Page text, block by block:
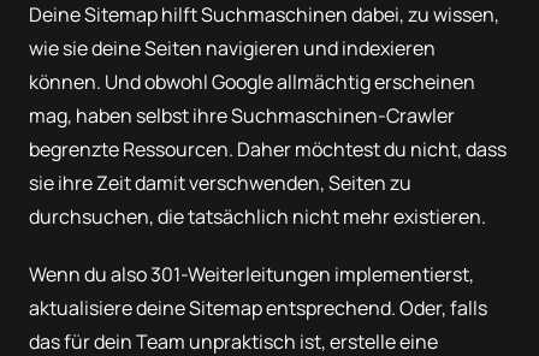
Deine Sitemap hilft Suchmaschinen dabei, zu wissen,
wie sie deine Seiten navigieren und indexieren
können. Und obwohl Google allmächtig erscheinen
mag, haben selbst ihre Suchmaschinen-Crawler
begrenzte Ressourcen. Daher möchtest du nicht, dass
sie ihre Zeit damit verschwenden, Seiten zu
durchsuchen, die tatsächlich nicht mehr existieren.
Wenn du also 301-Weiterleitungen implementierst,
aktualisiere deine Sitemap entsprechend. Oder, falls
das für dein Team unpraktisch ist, erstelle eine